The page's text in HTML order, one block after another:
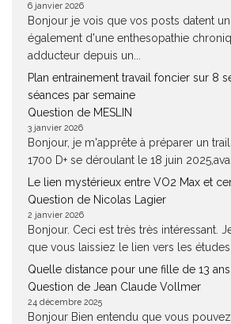
6 janvier 2026
Bonjour je vois que vos posts datent
également d'une enthesopathie
adducteur depuis un...
Plan entrainement travail foncier sur 8
séances par semaine
Question de MESLIN
3 janvier 2026
Bonjour, je m'apprête à préparer un
1700 D+ se déroulant le 18 juin
Le lien mystérieux entre VO2 Max et
Question de Nicolas Lagier
2 janvier 2026
Bonjour. Ceci est très très intéressant.
que vous laissiez le lien vers les études
Quelle distance pour une fille de 13 ans
Question de Jean Claude Vollmer
24 décembre 2025
Bonjour Bien entendu que vous